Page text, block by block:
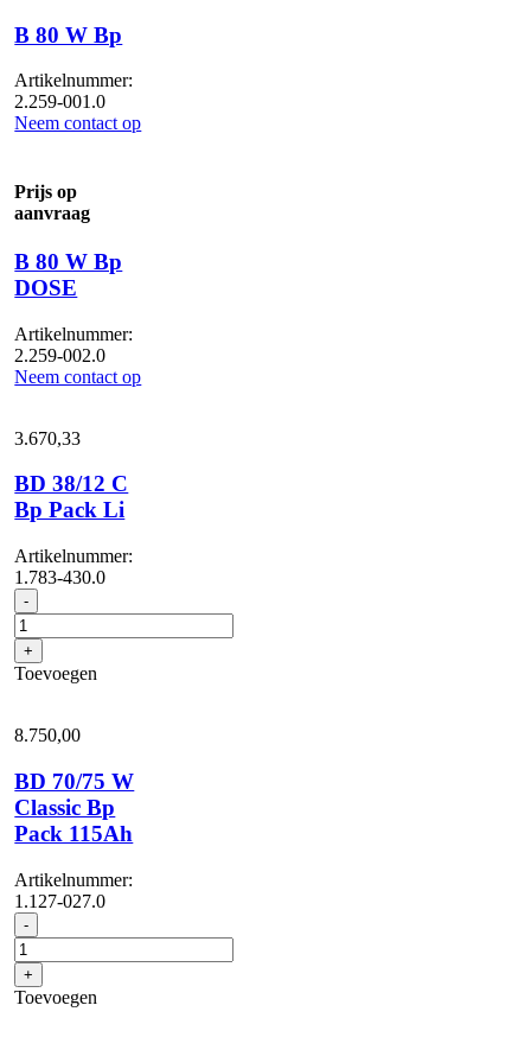
B 80 W Bp
Artikelnummer:
2.259-001.0
Neem contact op
Prijs op
aanvraag
B 80 W Bp
DOSE
Artikelnummer:
2.259-002.0
Neem contact op
3.670,33
BD 38/12 C
Bp Pack Li
Artikelnummer:
1.783-430.0
- BD
38/12
C
Bp
Pack
aantal
+
Toevoegen
8.750,00
BD 70/75 W
Classic Bp
Pack 115Ah
Artikelnummer:
1.127-027.0
- BD
70/75
W
Classic
Bp
+
Toevoegen